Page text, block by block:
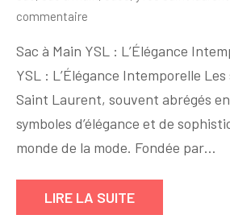
commentaire
à
Main
YSL
:
L’Élégance
et
Sophistiquée
Sac à Main YSL : L’Élégance
YSL : L’Élégance Intemporelle Les
Saint Laurent, souvent abrégés
symboles d’élégance et de
monde de la mode. Fondée par…
LIRE LA SUITE